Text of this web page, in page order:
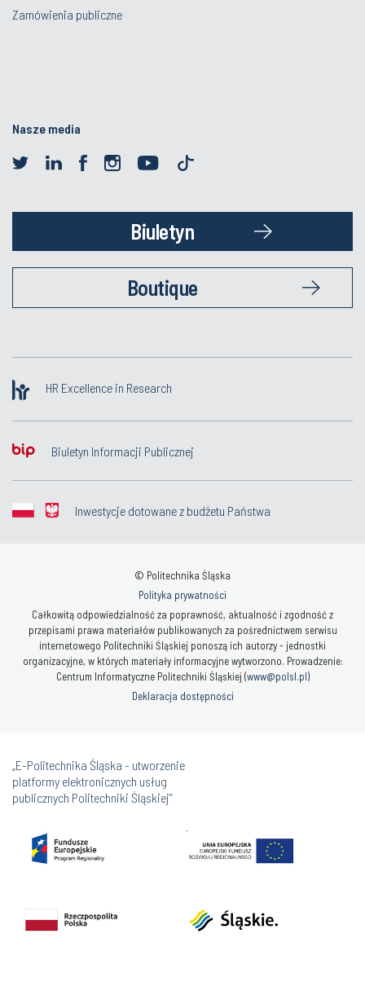
Zamówienia publiczne
Nasze media
Biuletyn
Boutique
HR Excellence in Research
Biuletyn Informacji Publicznej
Inwestycje dotowane z budżetu Państwa
© Politechnika Śląska
Polityka prywatności
Całkowitą odpowiedzialność za poprawność, aktualność i zgodność z
przepisami prawa materiałów publikowanych za pośrednictwem serwisu
internetowego Politechniki Śląskiej ponoszą ich autorzy - jednostki
organizacyjne, w których materiały informacyjne wytworzono. Prowadzenie:
Centrum Informatyczne Politechniki Śląskiej (www@polsl.pl)
Deklaracja dostępności
„E-Politechnika Śląska - utworzenie
platformy elektronicznych usług
publicznych Politechniki Śląskiej”